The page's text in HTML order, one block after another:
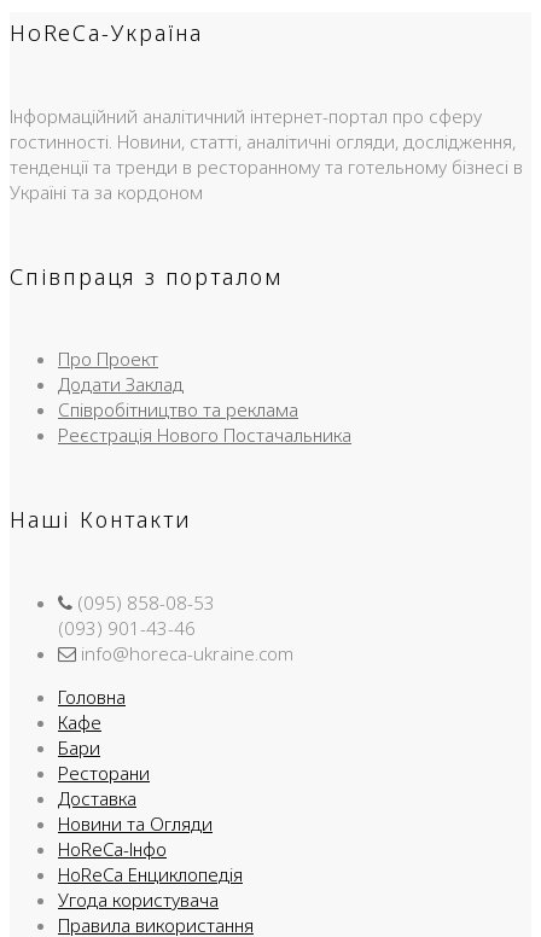
HoReCa-Україна
Інформаційний аналітичний інтернет-портал про сферу
гостинності. Новини, статті, аналітичні огляди, дослідження,
тенденції та тренди в ресторанному та готельному бізнесі в
Україні та за кордоном
Співпраця з порталом
Про Проект
Додати Заклад
Співробітництво та реклама
Реєстрація Нового Постачальника
Наші Контакти
(095) 858-08-53
(093) 901-43-46
info@horeca-ukraine.com
Головна
Кафе
Бари
Ресторани
Доставка
Новини та Огляди
HoReCa-Інфо
HoReCa Енциклопедія
Угода користувача
Правила використання